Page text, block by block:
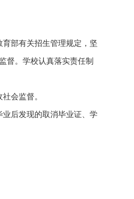
部有关招生管理规定，坚
督。学校认真落实责任制
会监督。
后发现的取消毕业证、学